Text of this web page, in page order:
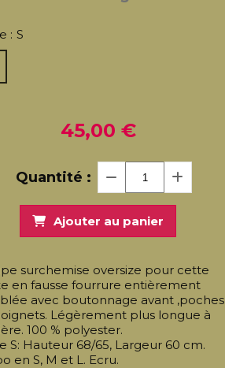
: S
45,00 €
Quantité :
Ajouter au panier
surchemise oversize pour cette
en fausse fourrure entièrement
avec boutonnage avant ,poches
Légèrement plus longue à
100 % polyester.
S: Hauteur 68/65, Largeur 60 cm.
en S, M et L. Ecru.